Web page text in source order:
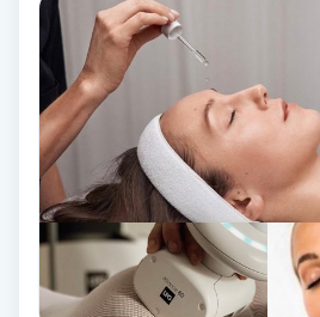
LPG
LPG-behandling
LPG-massage
Luggklippning